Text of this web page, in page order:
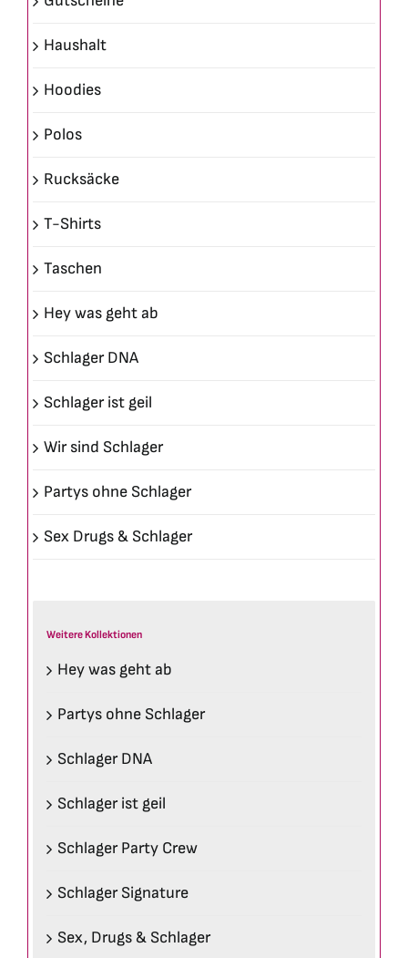
Haushalt
Hoodies
Polos
Rucksäcke
T-Shirts
Taschen
Hey was geht ab
Schlager DNA
Schlager ist geil
Wir sind Schlager
Partys ohne Schlager
Sex Drugs & Schlager
Weitere Kollektionen
Hey was geht ab
Partys ohne Schlager
Schlager DNA
Schlager ist geil
Schlager Party Crew
Schlager Signature
Sex, Drugs & Schlager